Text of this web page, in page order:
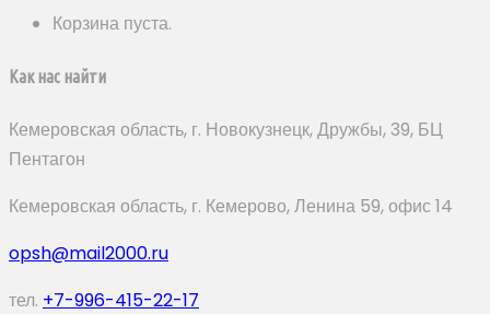
Корзина пуста.
Как нас найти
Кемеровская область, г. Новокузнецк, Дружбы, 39, БЦ
Пентагон
Кемеровская область, г. Кемерово, Ленина 59, офис 14
opsh@mail2000.ru
тел. +7-996-415-22-17